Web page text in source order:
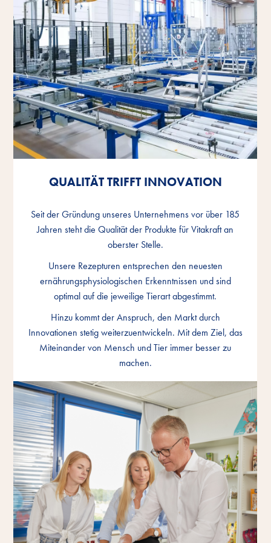
QUALITÄT TRIFFT INNOVATION
Seit der Gründung unseres Unternehmens vor über 185
Jahren steht die Qualität der Produkte für Vitakraft an
oberster Stelle.
Unsere Rezepturen entsprechen den neuesten
ernährungsphysiologischen Erkenntnissen und sind
optimal auf die jeweilige Tierart abgestimmt.
Hinzu kommt der Anspruch, den Markt durch
Innovationen stetig weiterzuentwickeln. Mit dem Ziel, das
Miteinander von Mensch und Tier immer besser zu
machen.
QUALITÄT TRIFFT INNOVATION
Seit der Gründung unseres Unternehmens vor über 185
Jahren steht die Qualität der Produkte für Vitakraft an
oberster Stelle.
Unsere Rezepturen entsprechen den neuesten
ernährungsphysiologischen Erkenntnissen und sind
optimal auf die jeweilige Tierart abgestimmt.
Hinzu kommt der Anspruch, den Markt durch
Innovationen stetig weiterzuentwickeln. Mit dem Ziel, das
Miteinander von Mensch und Tier immer besser zu
machen.
QUALITÄT TRIFFT INNOVATION
Seit der Gründung unseres Unternehmens vor über 185
Jahren steht die Qualität der Produkte für Vitakraft an
oberster Stelle.
Unsere Rezepturen entsprechen den neuesten
ernährungsphysiologischen Erkenntnissen und sind
optimal auf die jeweilige Tierart abgestimmt.
Hinzu kommt der Anspruch, den Markt durch
Innovationen stetig weiterzuentwickeln. Mit dem Ziel, das
Miteinander von Mensch und Tier immer besser zu
machen.